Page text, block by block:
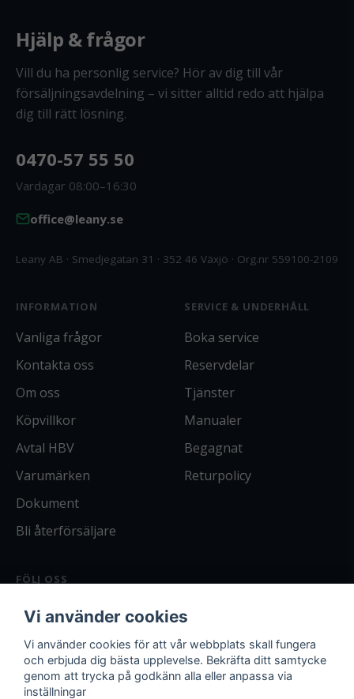
Hjälp & frågor
Vill du ha personlig service? Hör av dig till vår
försäljningsavdelning – vi sitter alltid redo att hjälpa
dig till rätt lösning.
0470-57 55 50
Vardagar 08:00–16:30
office@leany.se
Leany AB · Smedjegatan 31 · 352 46 Växjö · Org.nr 559100-2109
INFORMATION
Vanliga frågor
Kontakta oss
Om oss
Köpvillkor
Avtal HBV
Varumärken
Dokument
Bli återförsäljare
SERVICE & UNDERHÅLL
Boka service
Reservdelar
Tjänster
Manualer
Begagnat
Returpolicy
FÖLJ OSS
Facebook
Instagram
Bli kund
Logga in
Vi använder cookies
Vi använder cookies för att vår webbplats skall fungera
och erbjuda dig bästa upplevelse. Bekräfta ditt samtycke
genom att trycka på godkänn alla eller anpassa via
inställningar